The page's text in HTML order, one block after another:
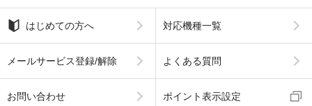
はじめての方へ 対応機種一覧
メールサービス登録/解除 よくある質問
お問い合わせ ポイント表示設定